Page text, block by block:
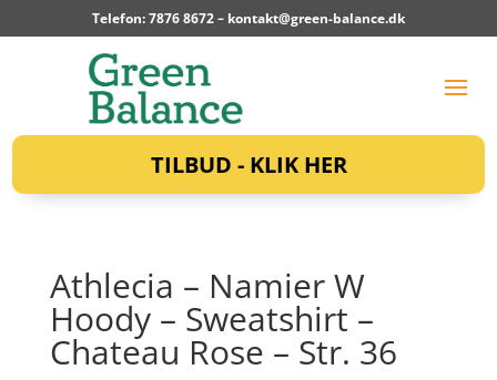
Telefon: 7876 8672 – kontakt@green-balance.dk
TILBUD - KLIK HER
Athlecia – Namier W
Hoody – Sweatshirt –
Chateau Rose – Str. 36